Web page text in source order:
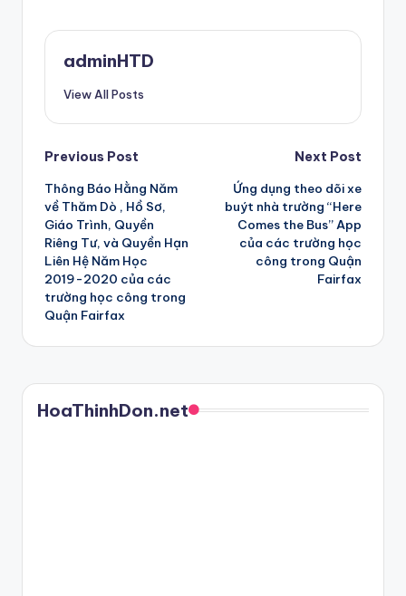
adminHTD
View All Posts
Post
navigation
Previous Post
Thông Báo Hằng Năm
về Thăm Dò , Hồ Sơ,
Giáo Trình, Quyền
Riêng Tư, và Quyền Hạn
Liên Hệ Năm Học
2019-2020 của các
trường học công trong
Quận Fairfax
Next Post
Ứng dụng theo dõi xe
buýt nhà trường “Here
Comes the Bus” App
của các trường học
công trong Quận
Fairfax
HoaThinhDon.net